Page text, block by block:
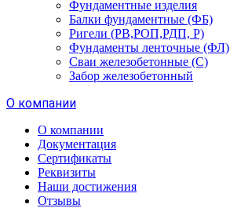
Фундаментные изделия
Балки фундаментные (ФБ)
Ригели (РВ,РОП,РДП, Р)
Фундаменты ленточные (ФЛ)
Сваи железобетонные (С)
Забор железобетонный
О компании
О компании
Документация
Сертификаты
Реквизиты
Наши достижения
Отзывы